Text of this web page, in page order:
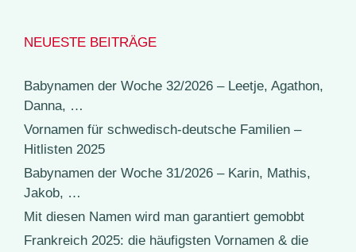
NEUESTE BEITRÄGE
Babynamen der Woche 32/2026 – Leetje, Agathon,
Danna, …
Vornamen für schwedisch-deutsche Familien –
Hitlisten 2025
Babynamen der Woche 31/2026 – Karin, Mathis,
Jakob, …
Mit diesen Namen wird man garantiert gemobbt
Frankreich 2025: die häufigsten Vornamen & die